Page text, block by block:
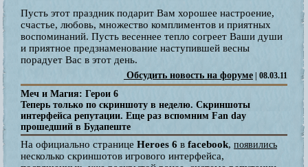
Пусть этот праздник подарит Вам хорошее настроение,
счастье, любовь, множество комплиментов и приятных
воспоминаний. Пусть весеннее тепло согреет Ваши души
и приятное предзнаменование наступившей весны
порадует Вас в этот день.
Обсудить новость на форуме | 08.03.11
Меч и Магия: Герои 6
Теперь только по скриншоту в неделю. Скриншоты
интерфейса репутации. Еще раз вспомним Fan day
прошедший в Будапеште
На официально странице Heroes 6 в facebook, появились
несколько скриншотов игрового интерфейса,